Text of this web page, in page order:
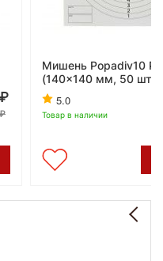
Мишень Popadiv10
(140x140 мм, 50 шт,
5.0
Товар в наличии